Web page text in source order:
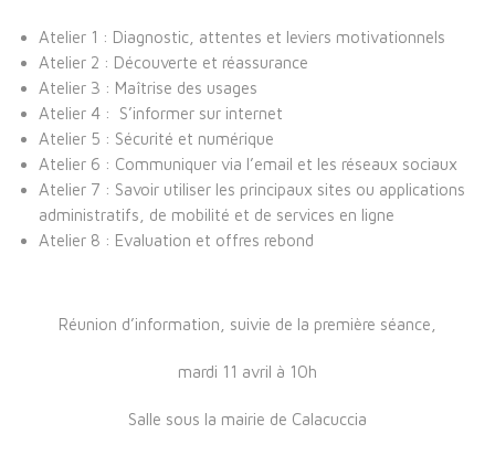
Atelier 1 : Diagnostic, attentes et leviers motivationnels
Atelier 2 : Découverte et réassurance
Atelier 3 : Maîtrise des usages
Atelier 4 : S’informer sur internet
Atelier 5 : Sécurité et numérique
Atelier 6 : Communiquer via l’email et les réseaux sociaux
Atelier 7 : Savoir utiliser les principaux sites ou applications
administratifs, de mobilité et de services en ligne
Atelier 8 : Evaluation et offres rebond
Réunion d’information, suivie de la première séance,
mardi 11 avril à 10h
Salle sous la mairie de Calacuccia